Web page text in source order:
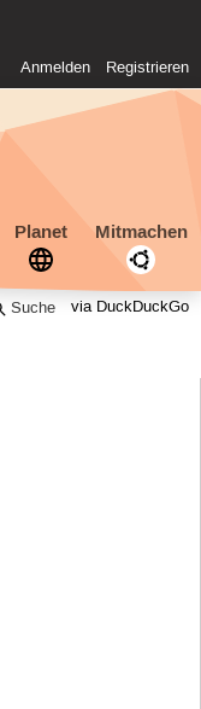
Anmelden Registrieren
Planet Mitmachen
via DuckDuckGo